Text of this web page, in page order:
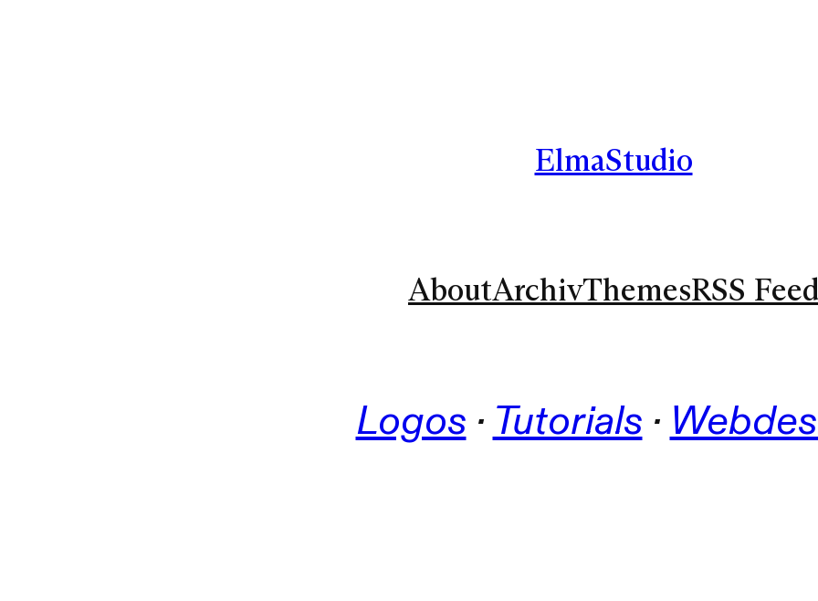
ElmaStudio
AboutArchivThemesRSS Feed
Logos · Tutorials ·